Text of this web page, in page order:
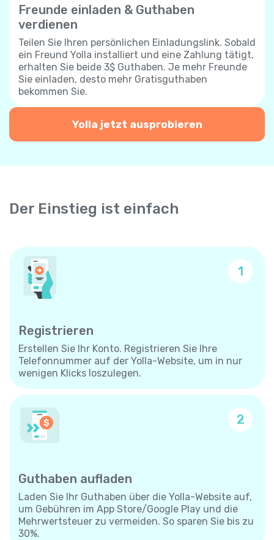
Freunde einladen & Guthaben
verdienen
Teilen Sie Ihren persönlichen Einladungslink. Sobald
ein Freund Yolla installiert und eine Zahlung tätigt,
erhalten Sie beide 3$ Guthaben. Je mehr Freunde
Sie einladen, desto mehr Gratisguthaben
bekommen Sie.
Yolla jetzt ausprobieren
Der Einstieg ist einfach
1
Registrieren
Erstellen Sie Ihr Konto. Registrieren Sie Ihre
Telefonnummer auf der Yolla-Website, um in nur
wenigen Klicks loszulegen.
2
Guthaben aufladen
Laden Sie Ihr Guthaben über die Yolla-Website auf,
um Gebühren im App Store/Google Play und die
Mehrwertsteuer zu vermeiden. So sparen Sie bis zu
30%.